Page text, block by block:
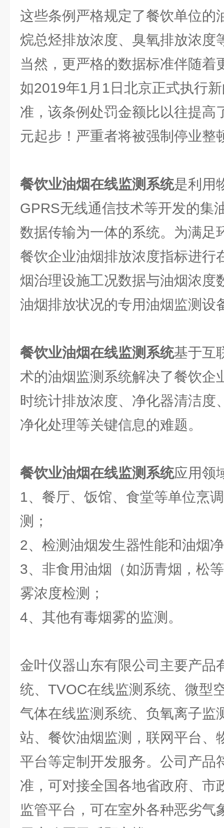
这些条例严格规定了餐饮单位的
烷总烃排放浓度、臭氧排放浓度
当然，更严格的数据标准伴随着
如2019年1月1日北京正式执行
准，该条例处罚金额比以往提高
元起步！严重者将被强制停业整
餐饮业油烟在线监测系统是利用
GPRS无线通信技术等开发的集
数据传输为一体的系统。为满足
餐饮企业油烟排放浓度指标进行
烟治理设施工况数据与油烟浓度
油烟排放状况的专用油烟监测设
餐饮业油烟在线监测系统基于互
术的油烟监测系统解决了餐饮企
时统计排放浓度、净化器清洁度
净化处理等关键信息的难题。
餐饮业油烟在线监测系统应用领
1、餐厅、饭馆、食堂等单位烹
测；
2、检测油烟发生器性能和油烟
3、非食用油烟（如沥青烟，松
雾浓度检测；
4、其他有毒烟雾的监测。
金叶仪器山东有限公司主要产品
统、TVOC在线监测系统、微型
气体在线监测系统、负氧离子监
站、餐饮油烟监测，联网平台、
平台等定制开发服务。公司产品
准，可对接全国各地省政府、市
监管平台，可在室外各种恶劣气